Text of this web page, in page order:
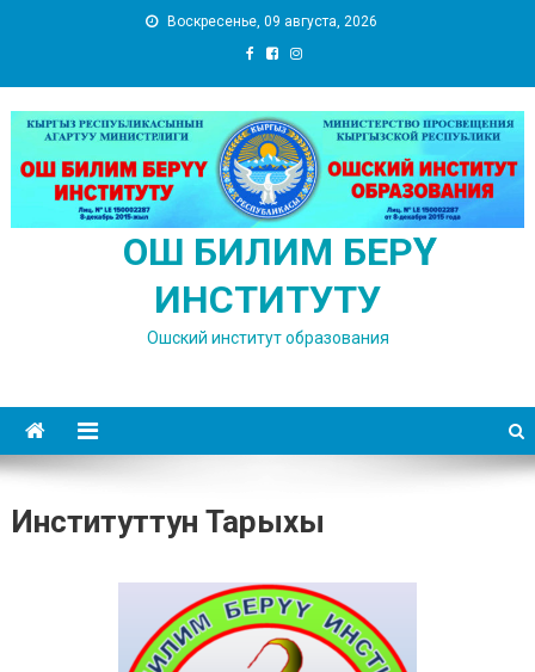
Воскресенье, 09 августа, 2026
ОШ БИЛИМ БЕРҮҮ
ИНСТИТУТУ
Ошский институт образования
Институттун Тарыхы